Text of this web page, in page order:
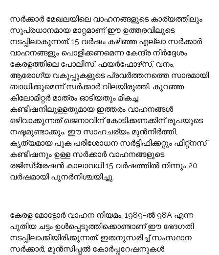
സർക്കാർ മേഖലയിലെ വാഹനങ്ങളുടെ കാര്യത്തിലും
സുപ്രധാനമായ മാറ്റമാണ് ഈ ഉത്തരവിലൂടെ
നടപ്പിലാകുന്നത്. 15 വർഷം കഴിഞ്ഞ എല്ലാ സർക്കാർ
വാഹനങ്ങളും പൊളിക്കണമെന്ന കേന്ദ്ര നിർദ്ദേശം
കേരളത്തിലെ പോലീസ്, ഫയർഫോഴ്‌സ്, വനം,
ആരോഗ്യ വകുപ്പുകളുടെ പ്രവർത്തനത്തെ സാരമായി
ബാധിക്കുമെന്ന് സർക്കാർ വിലയിരുത്തി. കുറഞ്ഞ
കിലോമീറ്റർ മാത്രം ഓടിയതും മികച്ച
കണ്ടീഷനിലുള്ളതുമായ ഇത്തരം വാഹനങ്ങൾ
ഒഴിവാക്കുന്നത് ഖജനാവിന് കോടിക്കണക്കിന് രൂപയുടെ
നഷ്ടമുണ്ടാക്കും. ഈ സാഹചര്യം മുൻനിർത്തി,
കൃത്യമായ പുക പരിശോധന സർട്ടിഫിക്കറ്റും ഫിറ്റ്‌നസ്
കണ്ടീഷനും ഉള്ള സർക്കാർ വാഹനങ്ങളുടെ
രജിസ്‌ട്രേഷൻ കാലാവധി 15 വർഷത്തിൽ നിന്നും 20
വർഷമായി പുനർനിശ്ചയിച്ചു.
കേരള മോട്ടോർ വാഹന നിയമം, 1989-ൽ 98A എന്ന
പുതിയ ചട്ടം ഉൾപ്പെടുത്തിക്കൊണ്ടാണ് ഈ ഭേദഗതി
നടപ്പിലാക്കിയിരിക്കുന്നത്. ഇതനുസരിച്ച് സംസ്ഥാന
സർക്കാർ, മുൻസിപ്പൽ കോർപ്പറേഷനുകൾ,